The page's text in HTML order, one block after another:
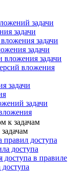
задачи
задачи
задачи
задачи
вложения задачи
вложения
задачи
задачи
к задачам
правил доступа
доступа
доступа в правиле